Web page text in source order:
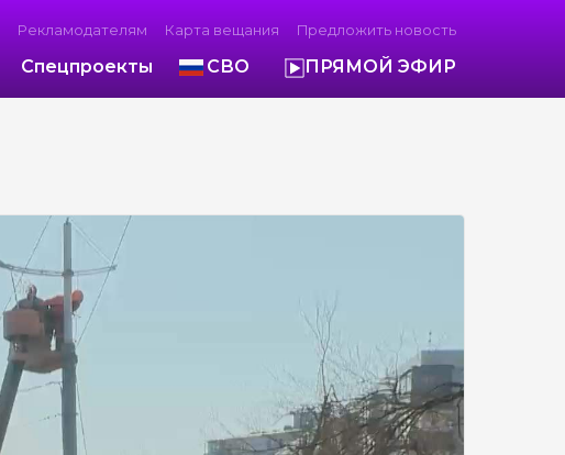
Рекламодателям Карта вещания Предложить новость
Спецпроекты СВО ПРЯМОЙ ЭФИР